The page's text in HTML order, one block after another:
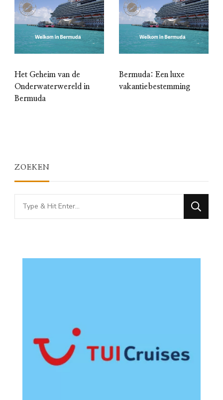
Het Geheim van de
Onderwaterwereld in
Bermuda
Bermuda: Een luxe
vakantiebestemming
ZOEKEN
Looking
for